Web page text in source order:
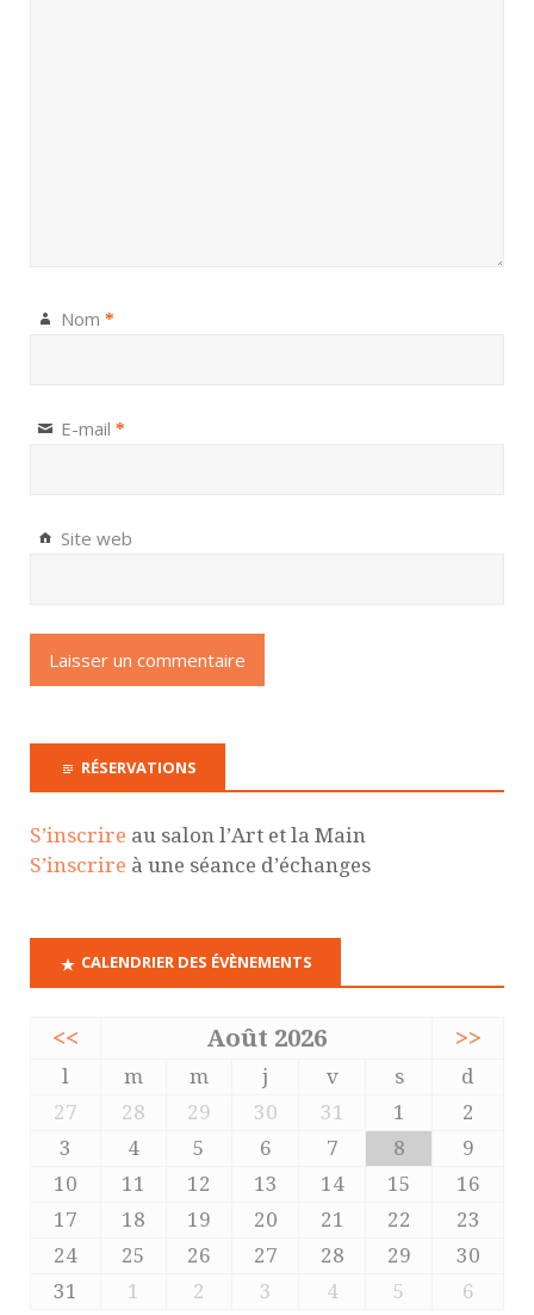
Nom *
E-mail *
Site web
RÉSERVATIONS
S’inscrire au salon l’Art et la Main
S’inscrire à une séance d’échanges
CALENDRIER DES ÉVÈNEMENTS
<< Août 2026 >>
l m m j v s
d
27
28 29 30 31 1
2
3
4 5 6 7 8
9
10
11 12 13 14 15
16
17
18 19 20 21 22
23
24
25 26 27 28 29
30
31
1 2 3 4 5 6